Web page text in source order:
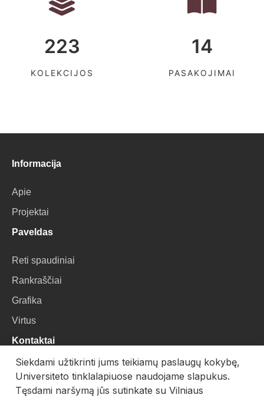
223
KOLEKCIJOS
14
PASAKOJIMAI
Informacija
Apie
Projektai
Paveldas
Reti spaudiniai
Rankraščiai
Grafika
Virtus
Kontaktai
VU Biblioteka
Universiteto g. 3, LT-01122, Vilnius
Siekdami užtikrinti jums teikiamų paslaugų kokybę,
Universiteto tinklalapiuose naudojame slapukus.
Tęsdami naršymą jūs sutinkate su Vilniaus